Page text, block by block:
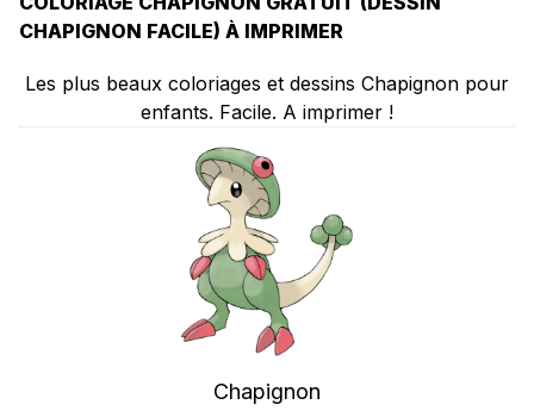
CHAPIGNON FACILE) À IMPRIMER
Les plus beaux coloriages et dessins Chapignon pour
enfants. Facile. A imprimer !
Chapignon